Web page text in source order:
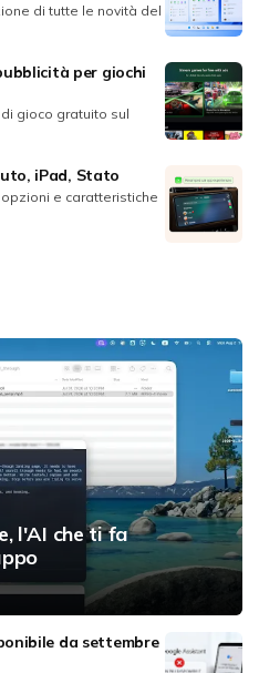
di tutte le novità del
per giochi
gioco gratuito sul
iPad, Stato
e caratteristiche
l'AI che ti fa
da settembre